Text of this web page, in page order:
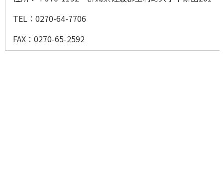
TEL：0270-64-7706
FAX：0270-65-2592